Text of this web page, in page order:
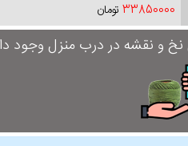
33850000 تومان
و نقشه در درب منزل وجود